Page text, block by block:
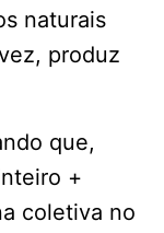
naturais
produz
que,
+
coletiva no